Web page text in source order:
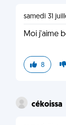
samedi 31
Moi j'aime
8
cékoissa